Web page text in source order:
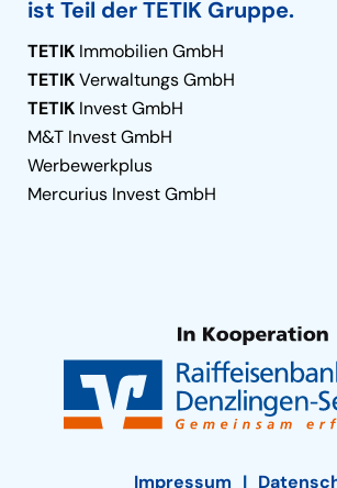
ist Teil der TETIK Gruppe.
TETIK Immobilien GmbH
TETIKVerwaltungs GmbH
TETIK Invest GmbH
M&T Invest GmbH
Werbewerkplus
Mercurius Invest GmbH
Impressum